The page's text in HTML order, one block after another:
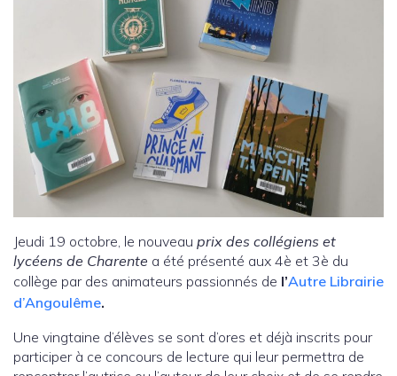
Jeudi 19 octobre, le nouveau prix des collégiens et
lycéens de Charente a été présenté aux 4è et 3è du
collège par des animateurs passionnés de l’Autre Librairie
d’Angoulême.
Une vingtaine d’élèves se sont d’ores et déjà inscrits pour
participer à ce concours de lecture qui leur permettra de